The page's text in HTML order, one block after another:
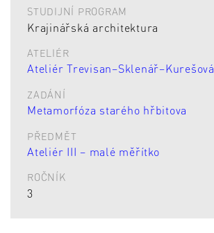
STUDIJNÍ PROGRAM
Krajinářská architektura
ATELIÉR
Ateliér Trevisan–Sklenář–Kurešová
ZADÁNÍ
Metamorfóza starého hřbitova
PŘEDMĚT
Ateliér III – malé měřítko
ROČNÍK
3